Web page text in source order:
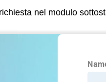
nel modulo